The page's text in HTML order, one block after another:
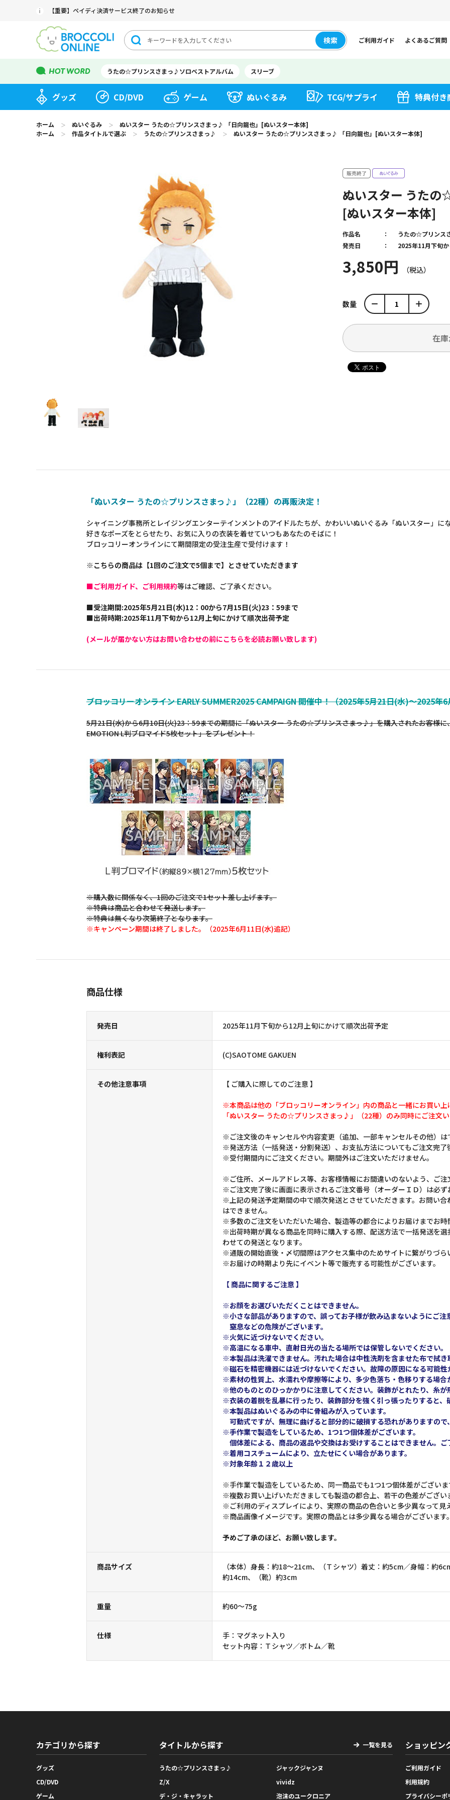
【重要】ペイディ決済サービス終了のお知らせ
検索 ご利用ガイド よくあるご質問
うたの☆プリンスさまっ♪ソロベストアルバム スリーブ
グッズ CD/DVD ゲーム ぬいぐるみ TCG/サプライ 特典付き
ホーム ＞ ぬいぐるみ ＞
ぬいスター うたの☆プリンスさまっ♪ 「日向龍也」[ぬいスター本体]
ホーム
＞ 作品タイトルで選ぶ ＞ うたの☆プリンスさまっ♪ ＞ ぬいスター うたの☆プリンスさまっ♪ 「日向龍也」[ぬいスター本体]
ぬいスター うたの
[ぬいスター本体]
3,850円
作品名
うたの☆プリンス
発売日
2025年11月下旬
数量
在
「ぬいスター うたの☆プリンスさまっ♪」（22種）の再販決定！
シャイニング事務所とレイジングエンターテインメントのアイドルたちが、かわいいぬいぐるみ「ぬいスター」にな
好きなポーズをとらせたり、お気に入りの衣装を着せていつもあなたのそばに！
ブロッコリーオンラインにて期間限定の受注生産で受付けます！
※こちらの商品は【1回のご注文で5個まで】とさせていただきます
■ご利用ガイド、ご利用規約等はご確認、ご了承ください。
■受注期間:2025年5月21日(水)12：00から7月15日(火)23：59まで
■出荷時期:2025年11月下旬から12月上旬にかけて順次出荷予定
(メールが届かない方はお問い合わせの前にこちらを必読お願い致します)
ブロッコリーオンライン EARLY SUMMER2025 CAMPAIGN 開催中！（2025年5月21日(水)～2025年
5月21日(水)から6月10日(火)23：59までの期間に「ぬいスター うたの☆プリンスさまっ♪」を購入されたお客様
EMOTION L判ブロマイド5枚セット」をプレゼント！
※購入数に関係なく、1回のご注文で1セット差し上げます。
※特典は商品と合わせて発送します。
※特典は無くなり次第終了となります。
※キャンペーン期間は終了しました。（2025年6月11日(水)追記）
商品仕様
発売日 2025年11月下旬から12月上旬にかけて順次出荷予定
権利表記 (C)SAOTOME GAKUEN
その他注意事項 【 ご購入に際してのご注意 】
※本商品は他の「ブロッコリーオンライン」内の商品と一緒にお買い上
「ぬいスター うたの☆プリンスさまっ♪」（22種）のみ同時にご注文い
※ご注文後のキャンセルや内容変更（追加、一部キャンセルその他）は
※発送方法（一括発送・分割発送）、お支払方法についてもご注文完了
※受付期間内にご注文ください。期間外はご注文いただけません。
※ご住所、メールアドレス等、お客様情報にお間違いのないよう、ご注
※ご注文完了後に画面に表示されるご注文番号（オーダーＩＤ）は必ず
※上記の発送予定期間の中で順次発送とさせていただきます。お問い
はできません。
※多数のご注文をいただいた場合、製造等の都合によりお届けまでお時
※出荷時期が異なる商品を同時に購入する際、配送方法で一括発送を
わせての発送となります。
※通販の開始直後・〆切間際はアクセス集中のためサイトに繋がりづら
※お届けの時期より先にイベント等で販売する可能性がございます。
【 商品に関するご注意 】
※お顔をお選びいただくことはできません。
※小さな部品がありますので、誤ってお子様が飲み込まないようにご注
窒息などの危険がございます。
※火気に近づけないでください。
※高温になる車中、直射日光の当たる場所では保管しないでください。
※本製品は洗濯できません。汚れた場合は中性洗剤を含ませた布で拭き
※磁石を精密機器には近づけないでください。故障の原因になる可能性
※素材の性質上、水濡れや摩擦等により、多少色落ち・色移りする場合
※他のものとのひっかかりに注意してください。装飾がとれたり、糸が
※衣装の着脱を乱暴に行ったり、装飾部分を強く引っ張ったりすると、
※本製品はぬいぐるみの中に骨組みが入っています。
可動式ですが、無理に曲げると部分的に破損する恐れがありますので
※手作業で製造をしているため、1つ1つ個体差がございます。
個体差による、商品の返品や交換はお受けすることはできません。ご
※着用コスチュームにより、立たせにくい場合があります。
※対象年齢１２歳以上
※手作業で製造をしているため、同一商品でも1つ1つ個体差がございま
※複数お買い上げいただきましても製造の都合上、若干の色差がござい
※ご利用のディスプレイにより、実際の商品の色合いと多少異なって見
※商品画像イメージです。実際の商品とは多少異なる場合がございます。
予めご了承のほど、お願い致します。
商品サイズ
（本体）身長：約18～21cm、（Ｔシャツ）着丈：約5cm／身幅：約
約14cm、（靴）約3cm
重量 約60～75g
仕様
手：マグネット入り
セット内容：Ｔシャツ／ボトム／靴
カテゴリから探す
グッズ
CD/DVD
ゲーム
タイトルから探す 一覧を見る
うたの☆プリンスさまっ♪
ジャックジャンヌ
Z/X
vividz
デ・ジ・キャラット
泡沫のユークロニア
ショッピン
ご利用ガイド
利用規約
プライバシーポ